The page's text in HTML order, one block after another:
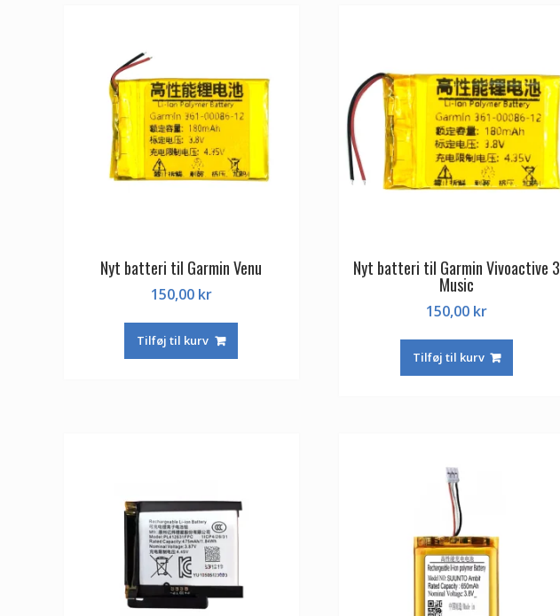
Nyt batteri til Garmin Venu
150,00 kr
Tilføj til kurv
Nyt batteri til Garmin Vivoactive 3
Music
150,00 kr
Tilføj til kurv